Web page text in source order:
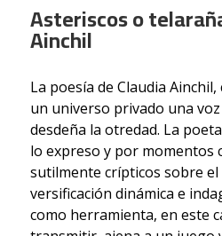
Asteriscos o
Ainchil
La poesía de Claudia
un universo privado una
desdeña la otredad. La
lo expreso y por momentos
sutilmente crípticos sobre el
versificación dinámica e
como herramienta, en este